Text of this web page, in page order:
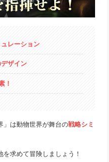
レーション
ザイン
！
」は動物世界が舞台の戦略シミ
求めて冒険しましょう！